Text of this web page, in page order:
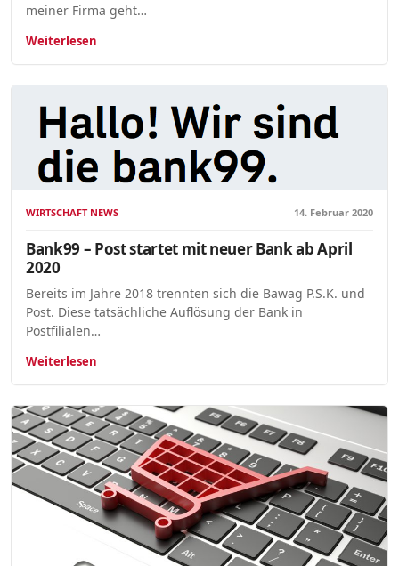
meiner Firma geht…
Weiterlesen
WIRTSCHAFT NEWS 14. Februar 2020
Bank99 – Post startet mit neuer Bank ab April
2020
Bereits im Jahre 2018 trennten sich die Bawag P.S.K. und
Post. Diese tatsächliche Auflösung der Bank in
Postfilialen…
Weiterlesen